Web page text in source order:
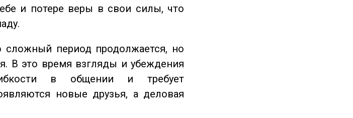
и потере веры в свои силы, что
сложный период продолжается, но
В это время взгляды и убеждения
в общении и требует
новые друзья, а деловая